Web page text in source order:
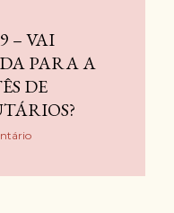
– VAI
PARA A
DE